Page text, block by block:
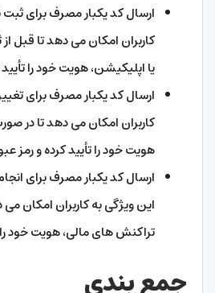
ارسال کد یکبار مصرف برای ثبت
کاربران امکان می دهد تا قبل
یا اپلیکیشن، هویت خود را
ارسال کد یکبار مصرف برای
کاربران امکان می دهد تا در
هویت خود را تأیید کرده و رمز
ارسال کد یکبار مصرف برای
این ویژگی به کاربران امکان
تراکنش های مالی، هویت خود را
جمع بندی